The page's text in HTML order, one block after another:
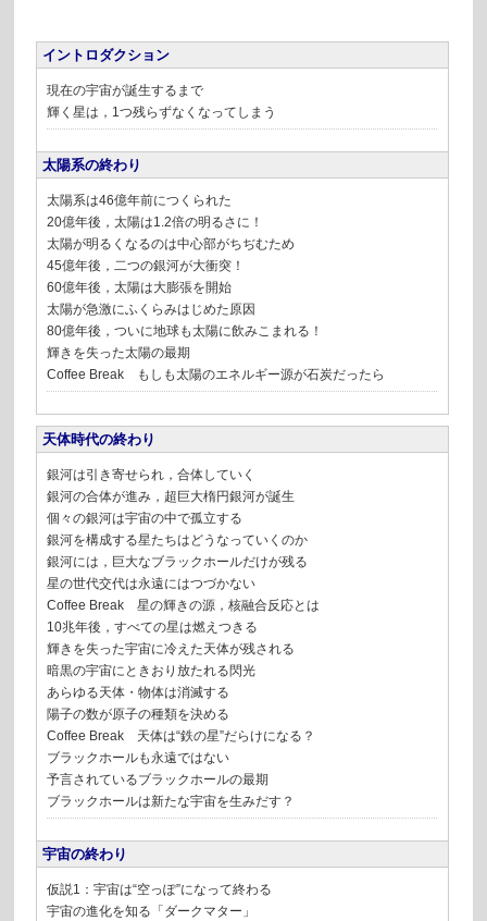
イントロダクション
現在の宇宙が誕生するまで
輝く星は，1つ残らずなくなってしまう
太陽系の終わり
太陽系は46億年前につくられた
20億年後，太陽は1.2倍の明るさに！
太陽が明るくなるのは中心部がちぢむため
45億年後，二つの銀河が大衝突！
60億年後，太陽は大膨張を開始
太陽が急激にふくらみはじめた原因
80億年後，ついに地球も太陽に飲みこまれる！
輝きを失った太陽の最期
Coffee Break もしも太陽のエネルギー源が石炭だったら
天体時代の終わり
銀河は引き寄せられ，合体していく
銀河の合体が進み，超巨大楕円銀河が誕生
個々の銀河は宇宙の中で孤立する
銀河を構成する星たちはどうなっていくのか
銀河には，巨大なブラックホールだけが残る
星の世代交代は永遠にはつづかない
Coffee Break 星の輝きの源，核融合反応とは
10兆年後，すべての星は燃えつきる
輝きを失った宇宙に冷えた天体が残される
暗黒の宇宙にときおり放たれる閃光
あらゆる天体・物体は消滅する
陽子の数が原子の種類を決める
Coffee Break 天体は“鉄の星”だらけになる？
ブラックホールも永遠ではない
予言されているブラックホールの最期
ブラックホールは新たな宇宙を生みだす？
宇宙の終わり
仮説1：宇宙は“空っぽ”になって終わる
宇宙の進化を知る「ダークマター」